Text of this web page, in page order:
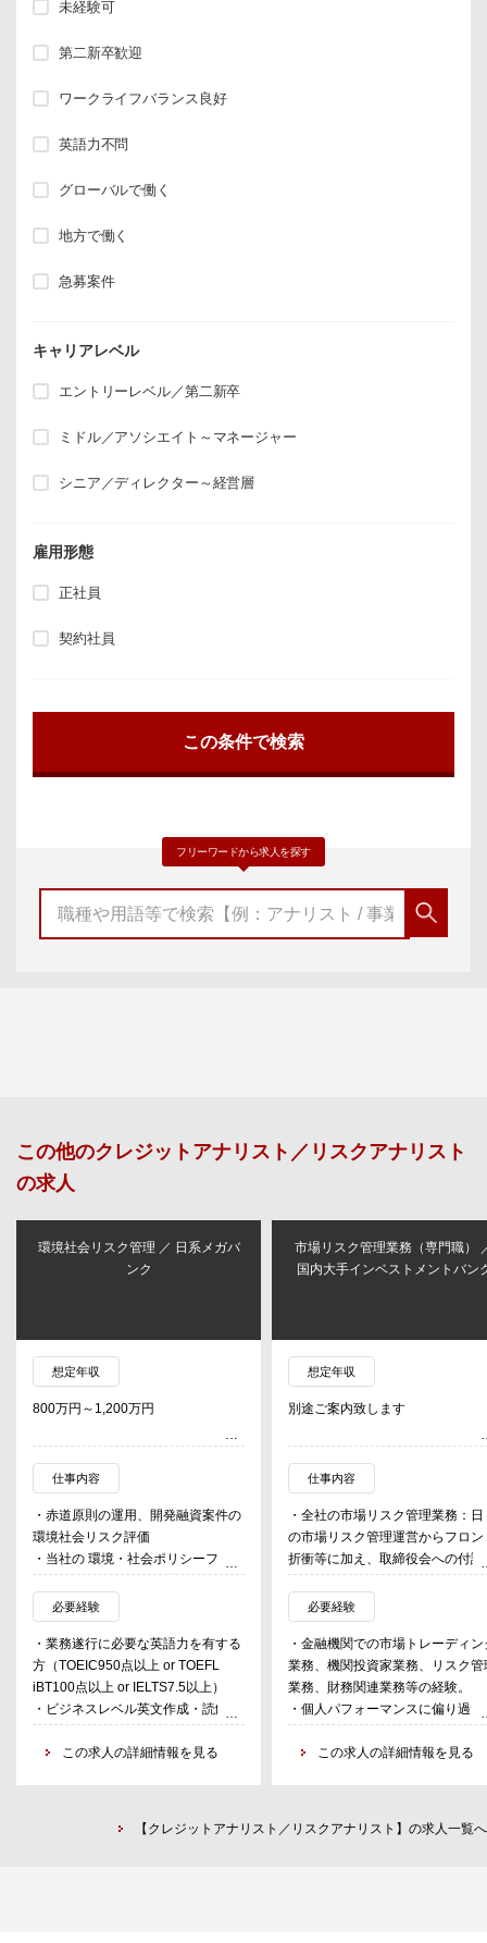
未経験可
第二新卒歓迎
ワークライフバランス良好
英語力不問
グローバルで働く
地方で働く
急募案件
キャリアレベル
エントリーレベル／第二新卒
ミドル／アソシエイト～マネージャー
シニア／ディレクター～経営層
雇用形態
正社員
契約社員
フリーワードから求人を探す
この他のクレジットアナリスト／リスクアナリスト
の求人
環境社会リスク管理 ／ 日系メガバ
ンク
想定年収
800万円～1,200万円
仕事内容
・赤道原則の運用、開発融資案件の
環境社会リスク評価
・当社の 環境・社会ポリシーフレー
ムワークに基づく個別案件の強化デ
ューデリジェンス実施、フレームワ
ーク高度化に向けた知見提供
必要経験
・業務遂行に必要な英語力を有する
方（TOEIC950点以上 or TOEFL
iBT100点以上 or IELTS7.5以上）
・ビジネスレベル英文作成・読解力
を有する方
・環境社会の課題解決に意欲的に取
この求人の詳細情報を見る
市場リスク管理業務（専門職）
国内大手インベストメントバン
想定年収
別途ご案内致します
仕事内容
・全社の市場リスク管理業務：日
の市場リスク管理運営からフロン
折衝等に加え、取締役会への付議
報告、CROへの報告・議論等
・ポジション保有部署に対する各
リスクリミットの設定・リミット
守状況のモニタリングと牽制・経
営 陣への報告等を始めとする市
リスク管理業務の企画及び遂行
・規制及び当局対応、新商品審査
ム対応
必要経験
・金融機関での市場トレーディン
業務、機関投資家業務、リスク管
業務、財務関連業務等の経験。
・個人パフォーマンスに偏り過ぎ
ず、チームワークを重視し、常に
織対応力の向上に重きを置いて業
・新規案件等での市場リスクの分
この求人の詳細情報を見る
【クレジットアナリスト／リスクアナリスト】の求人一覧へ